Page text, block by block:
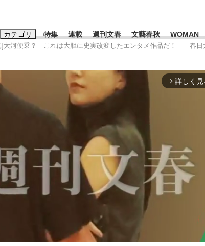
カテゴリ
めて明かした日本代表監督に... 「最悪の空気
特集 連載 週刊文春 文藝春秋 WOMAN
キーワードタグ一覧
#高市早苗 #後藤真希 #森岡毅
]大河便乗？ これは大胆に史実改変したエンタメ作品だ！――春日
arrow_forward_ios 詳しく見